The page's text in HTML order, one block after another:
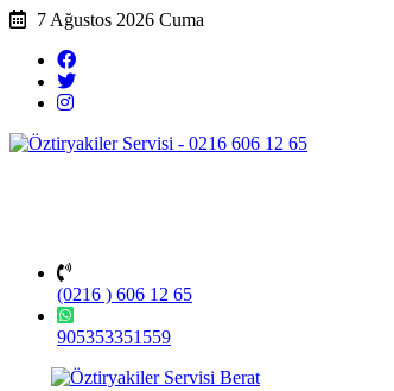
7 Ağustos 2026 Cuma
(0216 ) 606 12 65
905353351559